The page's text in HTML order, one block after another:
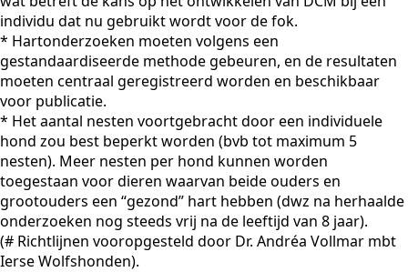
individu dat nu gebruikt wordt voor de fok.
* Hartonderzoeken moeten volgens een
gestandaardiseerde methode gebeuren, en de resultaten
moeten centraal geregistreerd worden en beschikbaar
voor publicatie.
* Het aantal nesten voortgebracht door een individuele
hond zou best beperkt worden (bvb tot maximum 5
nesten). Meer nesten per hond kunnen worden
toegestaan voor dieren waarvan beide ouders en
grootouders een “gezond” hart hebben (dwz na herhaalde
onderzoeken nog steeds vrij na de leeftijd van 8 jaar).
(# Richtlijnen vooropgesteld door Dr. Andréa Vollmar mbt
Ierse Wolfshonden).